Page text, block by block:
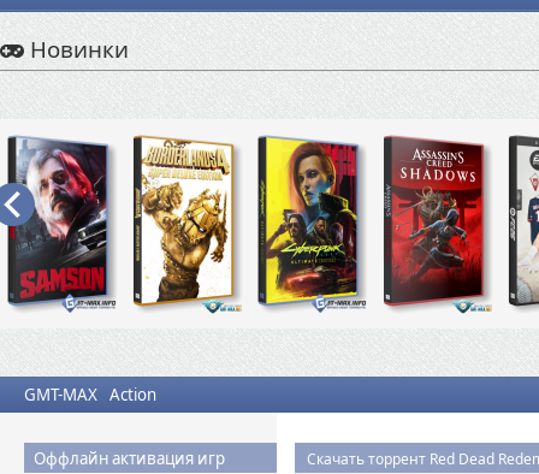
Новинки
GMT-MAX Action
Оффлайн активация игр Скачать торрент Red Dead